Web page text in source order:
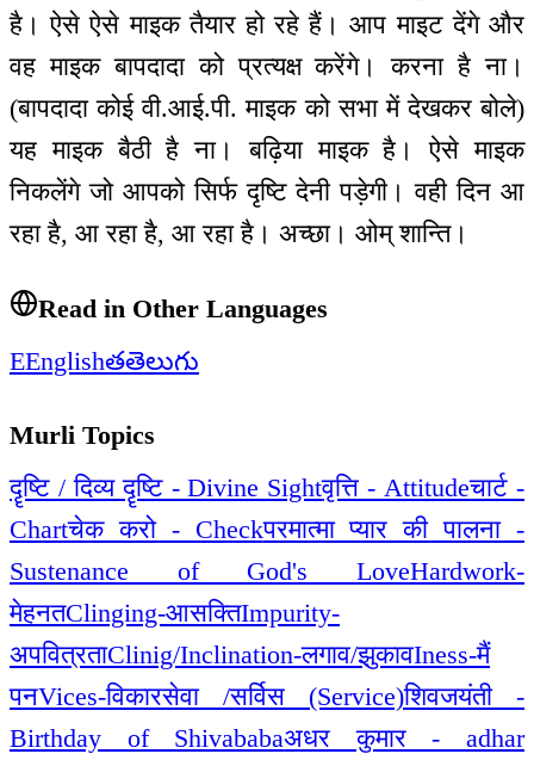
है। ऐसे ऐसे माइक तैयार हो रहे हैं। आप माइट देंगे और
वह माइक बापदादा को प्रत्यक्ष करेंगे। करना है ना।
(बापदादा कोई वी.आई.पी. माइक को सभा में देखकर बोले)
यह माइक बैठी है ना। बढ़िया माइक है। ऐसे माइक
निकलेंगे जो आपको सिर्फ दृष्टि देनी पड़ेगी। वही दिन आ
रहा है, आ रहा है, आ रहा है। अच्छा। ओम् शान्ति।
Read in Other Languages
EEnglishతతెలుగు
Murli Topics
दॄष्टि / दिव्य दॄष्टि - Divine Sightवृत्ति - Attitudeचार्ट -
Chartचेक करो - Checkपरमात्मा प्यार की पालना -
Sustenance of God's LoveHardwork-
मेहनतClinging-आसक्तिImpurity-
अपवित्रताClinig/Inclination-लगाव/झुकावIness-मैं
पनVices-विकारसेवा /सर्विस (Service)शिवजयंती -
Birthday of Shivababaअधर कुमार - adhar